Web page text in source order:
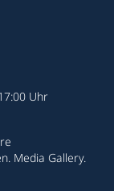
Uhr
. Media Gallery.